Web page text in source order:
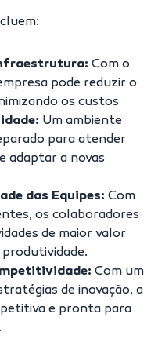
Com o
pode reduzir o
os custos
Um ambiente
para atender
adaptar a novas
das Equipes: Com
os colaboradores
de maior valor
Com um
de inovação, a
e pronta para